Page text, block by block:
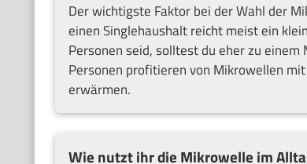
Der wichtigste Faktor bei der Wahl der
einen Singlehaushalt reicht meist ein
Personen seid, solltest du eher zu
Personen profitieren von Mikrowellen
erwärmen.
Wie nutzt ihr die Mikrowelle im